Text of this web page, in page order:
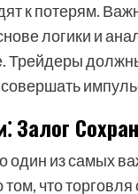
к потерям.
логики и
Трейдеры
Залог
один из самых
что